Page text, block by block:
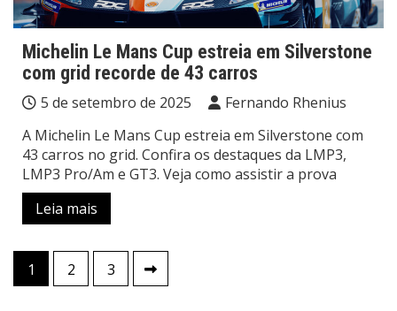
Michelin Le Mans Cup estreia em Silverstone
com grid recorde de 43 carros
5 de setembro de 2025
Fernando Rhenius
A Michelin Le Mans Cup estreia em Silverstone com
43 carros no grid. Confira os destaques da LMP3,
LMP3 Pro/Am e GT3. Veja como assistir a prova
Leia mais
Paginação
de
1 2 3